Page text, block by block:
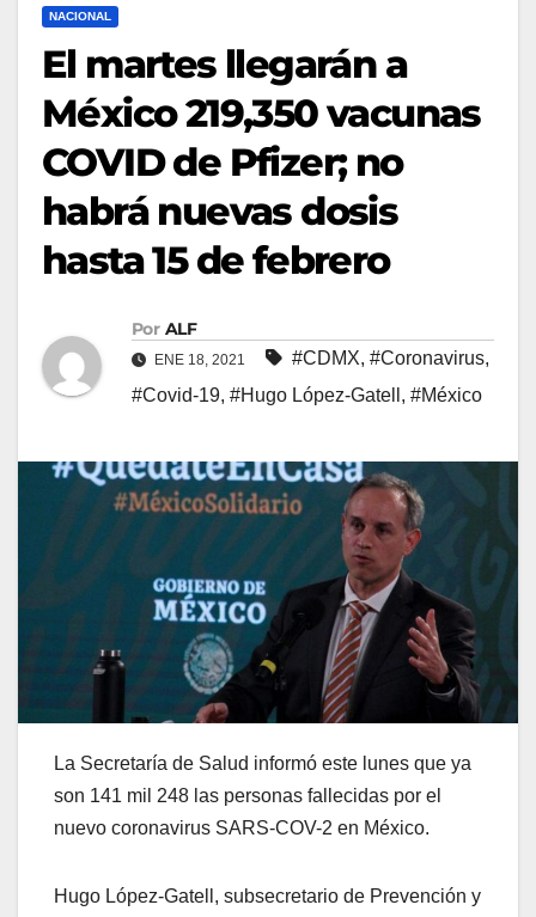
NACIONAL
El martes llegarán a
México 219,350 vacunas
COVID de Pfizer; no
habrá nuevas dosis
hasta 15 de febrero
Por ALF
ENE 18, 2021 #CDMX, #Coronavirus,
#Covid-19, #Hugo López-Gatell , #México
La Secretaría de Salud informó este lunes que ya
son 141 mil 248 las personas fallecidas por el
nuevo coronavirus SARS-COV-2 en México.
Hugo López-Gatell, subsecretario de Prevención y